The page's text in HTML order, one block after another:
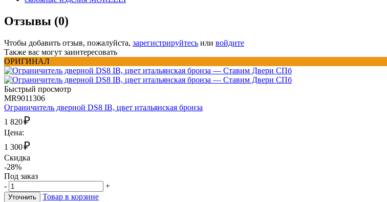
Отзывы (0)
Чтобы добавить отзыв, пожалуйста, зарегистрируйтесь или войдите
Также вас могут заинтересовать
ОРИГИНАЛ
Быстрый просмотр
MR9011306
Ограничитель дверной DS8 IB, цвет итальянская бронза
1 820₽
Цена:
1 300₽
Скидка
-28%
Под заказ
-
+
Уточнить
Товар в корзине